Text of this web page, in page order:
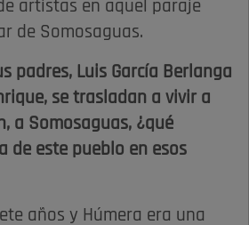
artistas en aquel paraje
de Somosaguas.
padres, Luis García Berlanga
se trasladan a vivir a
a Somosaguas, ¿qué
de este pueblo en esos
años y Húmera era una